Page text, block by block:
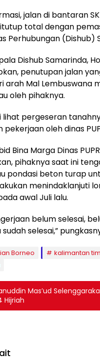
jalan di bantaran
total dengan
Perhubungan (Dishub)
Dishub Samarinda,
penutupan jalan
arah Mal Lembuswana
oleh pihaknya.
lihat pergeseran
pekerjaan oleh dinas
Bina Marga Dinas
pihaknya saat ini
pondasi beton turap
menindaklanjuti
awal Juli lalu.
belum selesai,
selesai,”
Borneo kalimantan
Mas’ud
Hijriah